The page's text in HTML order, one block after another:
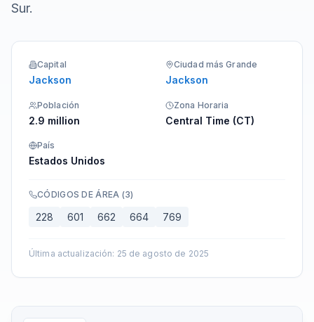
Sur.
Capital
Jackson
Ciudad más Grande
Jackson
Población
2.9 million
Zona Horaria
Central Time (CT)
País
Estados Unidos
CÓDIGOS DE ÁREA (3)
228 601 662 664 769
Última actualización: 25 de agosto de 2025